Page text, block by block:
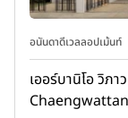
อนันดาดีเวลลอปเม้นท์
เออร์บานิโอ วิภ